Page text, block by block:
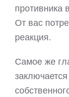
противника
От вас
реакция.
Самое же